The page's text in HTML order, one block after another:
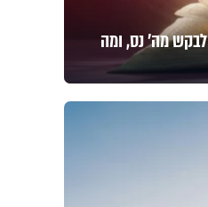
מה' נס, ומה